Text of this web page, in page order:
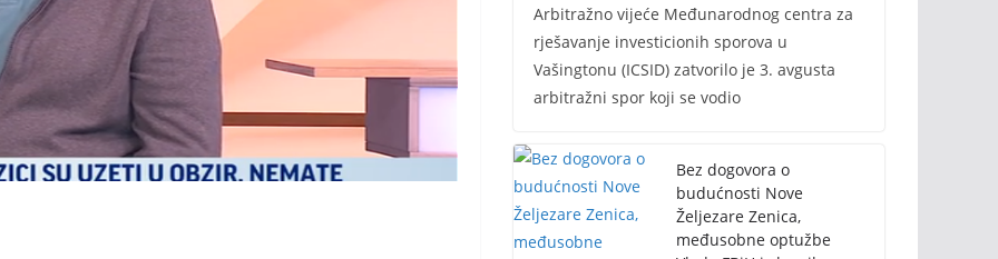
Arbitražno vijeće Međunarodnog centra za
rješavanje investicionih sporova u
Vašingtonu (ICSID) zatvorilo je 3. avgusta
arbitražni spor koji se vodio
Bez dogovora o
budućnosti Nove
Željezare Zenica,
međusobne optužbe